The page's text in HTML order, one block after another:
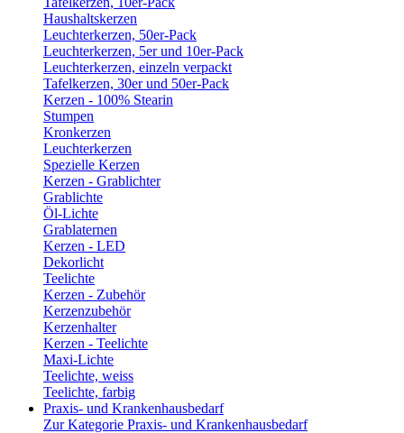
Haushaltskerzen
Leuchterkerzen, 50er-Pack
Leuchterkerzen, 5er und 10er-Pack
Leuchterkerzen, einzeln verpackt
Tafelkerzen, 30er und 50er-Pack
Kerzen - 100% Stearin
Stumpen
Kronkerzen
Leuchterkerzen
Spezielle Kerzen
Kerzen - Grablichter
Grablichte
Öl-Lichte
Grablaternen
Kerzen - LED
Dekorlicht
Teelichte
Kerzen - Zubehör
Kerzenzubehör
Kerzenhalter
Kerzen - Teelichte
Maxi-Lichte
Teelichte, weiss
Teelichte, farbig
Praxis- und Krankenhausbedarf
Zur Kategorie Praxis- und Krankenhausbedarf